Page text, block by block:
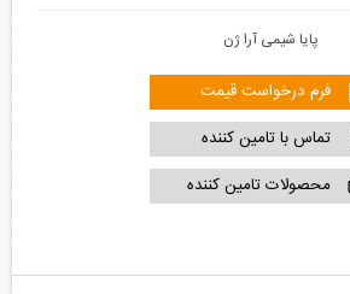
پایا شیمی آرا ژن
فرم درخواست قیمت
تماس با تامین کننده
محصولات تامین کننده